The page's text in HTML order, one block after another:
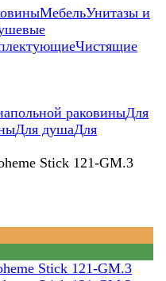
МебельУнитазы и
Чистящие
раковиныДля
Для душаДля
Stick 121-GM.3